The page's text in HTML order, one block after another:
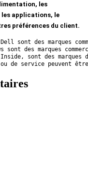
les
applications, le
préférences du client.
sont des marques
sont des marques
sont des marques
de service peuvent